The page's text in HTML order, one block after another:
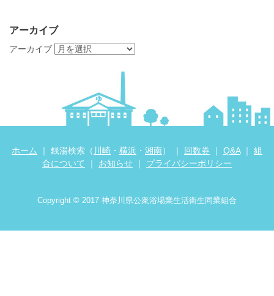
アーカイブ
アーカイブ
ホーム ｜ 銭湯検索（ 川崎 ・ 横浜 ・ 湘南） ｜ 回数券 ｜ Q&A｜ 組
合について
｜ お知らせ ｜ プライバシーポリシー
Copyright © 2017 神奈川県公衆浴場業生活衛生同業組合